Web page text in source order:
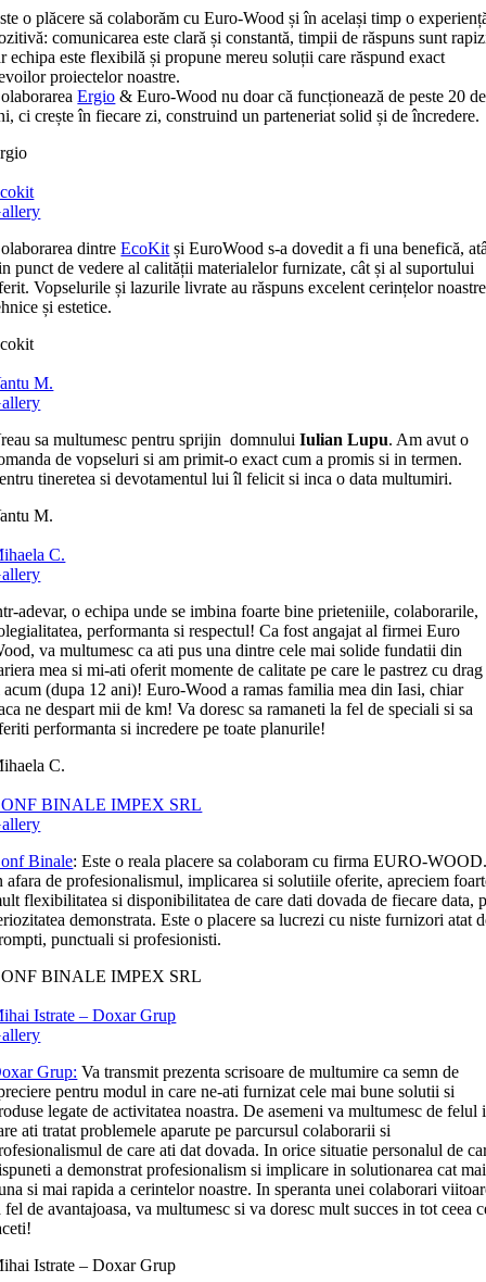
o plăcere să colaborăm cu Euro-Wood și în același timp o
comunicarea este clară și constantă, timpii de răspuns sunt
echipa este flexibilă și propune mereu soluții care răspund exact
proiectelor noastre.
Ergio & Euro-Wood nu doar că funcționează de peste 20 de
ci crește în fiecare zi, construind un parteneriat solid și de încredere.
dintreEcoKit și EuroWood s-a dovedit a fi una benefică,
punct de vedere al calității materialelor furnizate, cât și al suportului
Vopselurile și lazurile livrate au răspuns excelent cerințelor noastre
și estetice.
M.
sa multumesc pentru sprijin domnuluiIulian Lupu. Am avut o
de vopseluri si am primit-o exact cum a promis si in termen.
tineretea si devotamentul lui îl felicit si inca o data multumiri.
M.
C.
adevar, o echipa unde se imbina foarte bine prieteniile, colaborarile,
performanta si respectul! Ca fost angajat al firmei Euro
va multumesc ca ati pus una dintre cele mai solide fundatii din
mea si mi-ati oferit momente de calitate pe care le pastrez cu drag
acum (dupa 12 ani)! Euro-Wood a ramas familia mea din Iasi, chiar
ne despart mii de km! Va doresc sa ramaneti la fel de speciali si sa
performanta si incredere pe toate planurile!
C.
BINALE IMPEX SRL
Binale: Este o reala placere sa colaboram cu firma EURO-
afara de profesionalismul, implicarea si solutiile oferite, apreciem
flexibilitatea si disponibilitatea de care dati dovada de fiecare data,
demonstrata. Este o placere sa lucrezi cu niste furnizori atat
punctuali si profesionisti.
BINALE IMPEX SRL
Istrate – Doxar Grup
Grup: Va transmit prezenta scrisoare de multumire ca semn de
pentru modul in care ne-ati furnizat cele mai bune solutii si
legate de activitatea noastra. De asemeni va multumesc de felul
ati tratat problemele aparute pe parcursul colaborarii si
de care ati dat dovada. In orice situatie personalul de
a demonstrat profesionalism si implicare in solutionarea cat mai
si mai rapida a cerintelor noastre. In speranta unei colaborari
fel de avantajoasa, va multumesc si va doresc mult succes in tot ceea
Istrate – Doxar Grup